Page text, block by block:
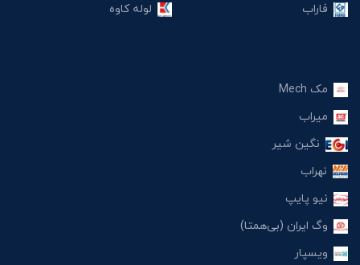
فاراب
لوله کاوه
مک Mech
میراب
نگین شیر
نهراب
نیو پایپ
وگ ایران (بی‌همتا)
ویسپار